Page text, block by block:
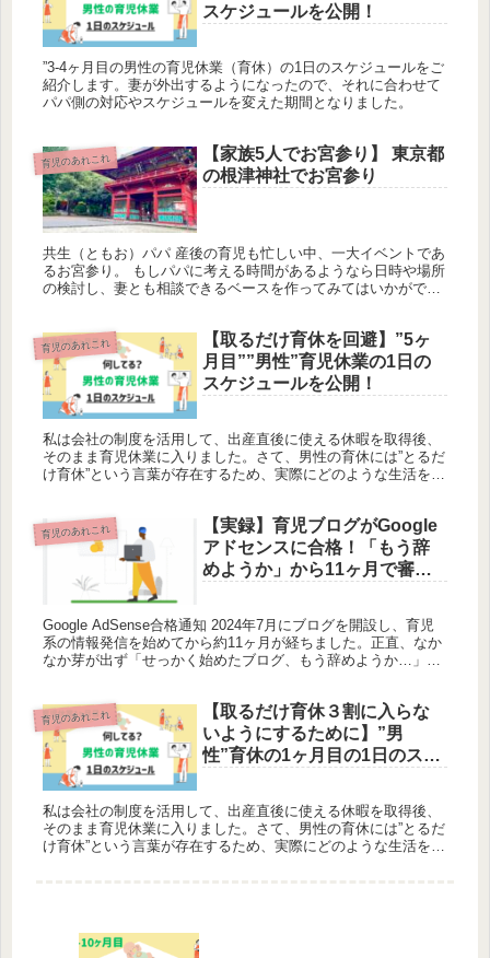
スケジュールを公開！
”3-4ヶ月目の男性の育児休業（育休）の1日のスケジュールをご
紹介します。妻が外出するようになったので、それに合わせて
パパ側の対応やスケジュールを変えた期間となりました。
育児のあれこれ
【家族5人でお宮参り】 東京都
の根津神社でお宮参り
共生（ともお）パパ 産後の育児も忙しい中、一大イベントであ
るお宮参り。 もしパパに考える時間があるようなら日時や場所
の検討し、妻とも相談できるベースを作ってみてはいかがでし
育児のあれこれ
【取るだけ育休を回避】”5ヶ
月目””男性”育児休業の1日の
スケジュールを公開！
私は会社の制度を活用して、出産直後に使える休暇を取得後、
そのまま育児休業に入りました。さて、男性の育休には”とるだ
け育休”という言葉が存在するため、実際にどのような生活を送
育児のあれこれ
【実録】育児ブログがGoogle
アドセンスに合格！「もう辞
めようか」から11ヶ月で審査
Google AdSense合格通知 2024年7月にブログを開設し、育児
系の情報発信を始めてから約11ヶ月が経ちました。正直、なか
なか芽が出ず「せっかく始めたブログ、もう辞めようか…」と
育児のあれこれ
【取るだけ育休３割に入らな
いようにするために】”男
性”育休の1ヶ月目の1日のスケ
私は会社の制度を活用して、出産直後に使える休暇を取得後、
そのまま育児休業に入りました。さて、男性の育休には”とるだ
け育休”という言葉が存在するため、実際にどのような生活を送